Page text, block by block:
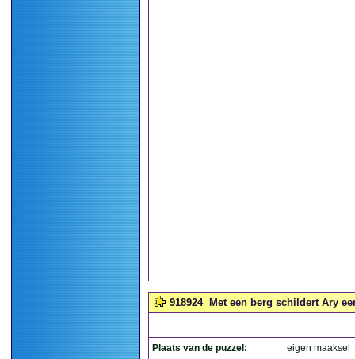
918924 Met een berg schildert Ary
Plaats van de puzzel:
eigen maaksel